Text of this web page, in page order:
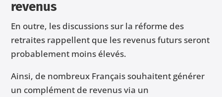
revenus
En outre, les discussions sur la réforme des
retraites rappellent que les revenus futurs seront
probablement moins élevés.
Ainsi, de nombreux Français souhaitent générer
un complément de revenus via un